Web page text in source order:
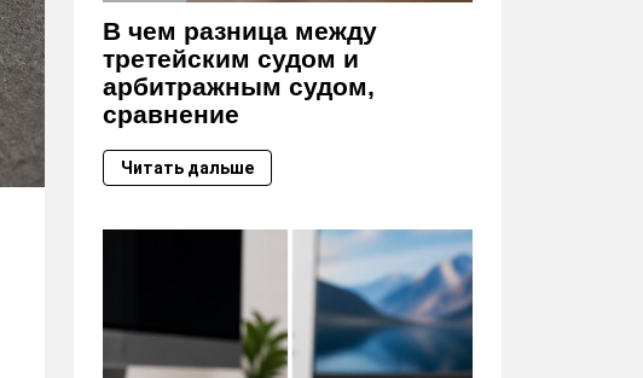
В чем разница между
третейским судом и
арбитражным судом,
сравнение
Читать дальше